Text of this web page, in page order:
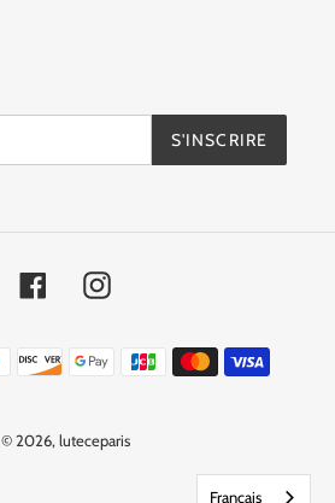
S'INSCRIRE
FacebookInstagram
Moyens
de
© 2026,luteceparis
Français